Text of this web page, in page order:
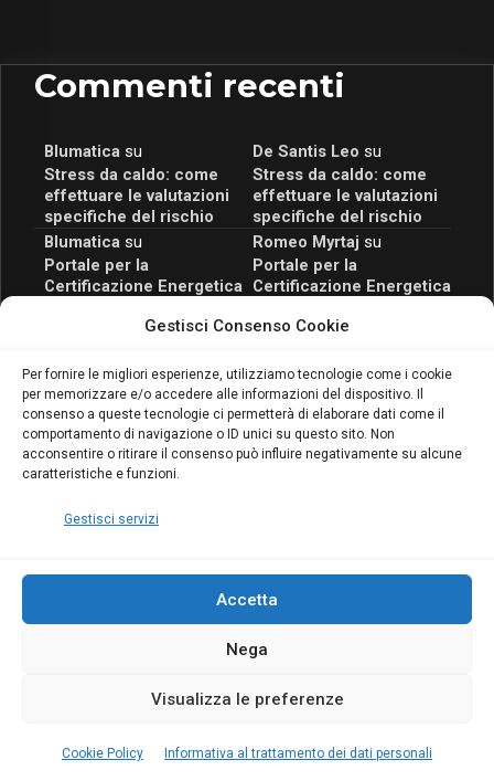
Gestisci Consenso Cookie
Per fornire le migliori esperienze, utilizziamo tecnologie come i cookie
per memorizzare e/o accedere alle informazioni del dispositivo. Il
consenso a queste tecnologie ci permetterà di elaborare dati come il
comportamento di navigazione o ID unici su questo sito. Non
acconsentire o ritirare il consenso può influire negativamente su alcune
caratteristiche e funzioni.
Gestisci servizi
Accetta
Nega
Visualizza le preferenze
Cookie Policy Informativa al trattamento dei dati personali
Commenti recenti
Blumaticasu
Stress da caldo: come
effettuare le valutazioni
specifiche del rischio
De Santis Leo su
Stress da caldo: come
effettuare le valutazioni
specifiche del rischio
Blumaticasu
Portale per la
Certificazione Energetica
scopri il Corso Blumatica
Romeo Myrtaj su
Portale per la
Certificazione Energetica
scopri il Corso Blumatica
Blumaticasu
Coordinatore della
Sicurezza: cosa è
richiesto per abilitazione
e aggiornamento
Copyright Blumatica
MENU